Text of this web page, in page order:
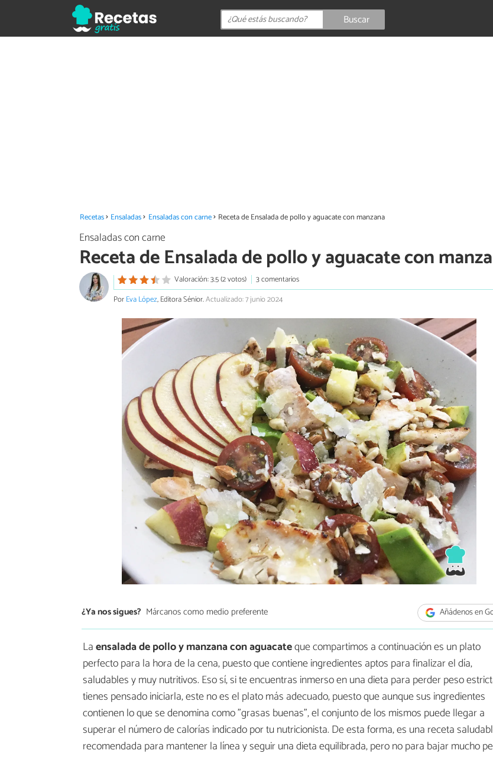
Buscar
Recetas Ensaladas Ensaladas con carne Receta de Ensalada de pollo y aguacate con manzana
Ensaladas con carne
Receta de Ensalada de pollo y aguacate con
Valoración: 3.5 (2 votos)
3 comentarios
PorEva López, Editora Sénior.Actualizado: 7 junio 2024
¿Ya nos sigues? Márcanos como medio preferente Añádenos en
Laensalada de pollo y manzana con aguacateque compartimos a continuación es un plato
perfecto para la hora de la cena, puesto que contiene ingredientes aptos para finalizar el día,
saludables y muy nutritivos. Eso sí, si te encuentras inmerso en una dieta para perder peso
tienes pensado iniciarla, este no es el plato más adecuado, puesto que aunque sus ingredientes
contienen lo que se denomina como "grasas buenas", el conjunto de los mismos puede llegar a
superar el número de calorías indicado por tu nutricionista. De esta forma, es una receta
recomendada para mantener la línea y seguir una dieta equilibrada, pero no para bajar mucho